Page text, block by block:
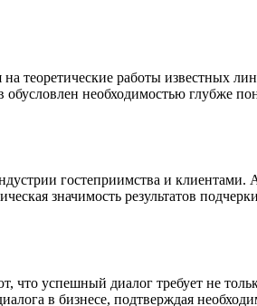
теоретические работы известных
необходимостью глубже
гостеприимства и клиентами.
значимость результатов
успешный диалог требует не
в бизнесе, подтверждая